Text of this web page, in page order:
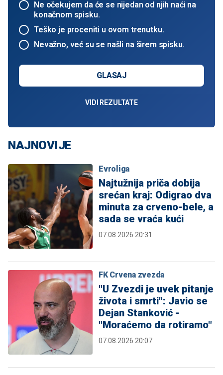
Ne očekujem da će se nijedan od njih naći na
konačnom spisku.
Teško je proceniti u ovom trenutku.
Nevažno, već su se našli na širem spisku.
GLASAJ
VIDI REZULTATE
NAJNOVIJE
Evroliga
Najtužnija priča dobija
srećan kraj: Odigrao dva
minuta za crveno-bele, a
sada se vraća kući
07.08.2026 20:31
FK Crvena zvezda
"U Zvezdi je uvek pitanje
života i smrti": Javio se
Dejan Stanković -
"Moraćemo da rotiramo"
07.08.2026 20:07